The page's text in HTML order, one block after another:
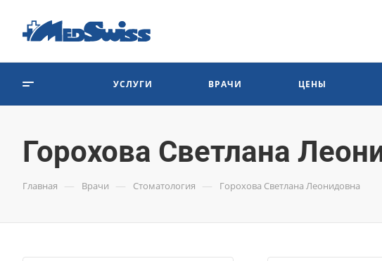
УСЛУГИ ВРАЧИ ЦЕНЫ
Горохова Светлана
Главная — Врачи — Стоматология — Горохова Светлана Леонидовна